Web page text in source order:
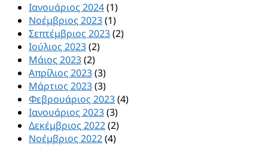
Ιανουάριος 2024(1)
Νοέμβριος 2023(1)
Σεπτέμβριος 2023(2)
Ιούλιος 2023(2)
Μάιος 2023(2)
Απρίλιος 2023(3)
Μάρτιος 2023(3)
Φεβρουάριος 2023(4)
Ιανουάριος 2023(3)
Δεκέμβριος 2022(2)
Νοέμβριος 2022(4)